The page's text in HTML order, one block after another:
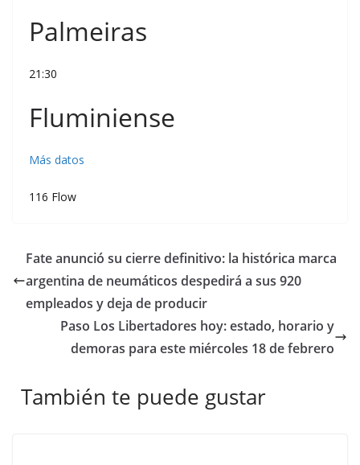
Palmeiras
21:30
Fluminiense
Más datos
116 Flow
Fate anunció su cierre definitivo: la histórica marca
argentina de neumáticos despedirá a sus 920
empleados y deja de producir
Paso Los Libertadores hoy: estado, horario y
demoras para este miércoles 18 de febrero
También te puede gustar